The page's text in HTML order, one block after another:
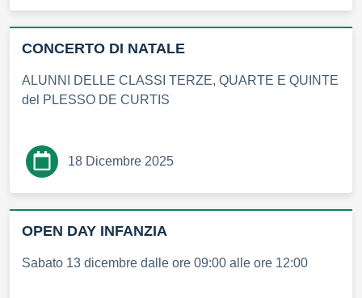
CONCERTO DI NATALE
ALUNNI DELLE CLASSI TERZE, QUARTE E QUINTE
del PLESSO DE CURTIS
18 Dicembre 2025
OPEN DAY INFANZIA
Sabato 13 dicembre dalle ore 09:00 alle ore 12:00